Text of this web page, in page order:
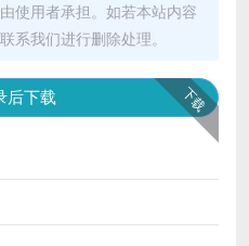
使用者承担。如若本站内容
系我们进行删除处理。
下载
后下载